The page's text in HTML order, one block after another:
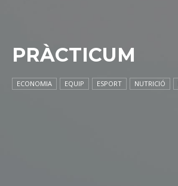
PRÀCTICUM
ECONOMIA EQUIP ESPORT NUTRICIÓ